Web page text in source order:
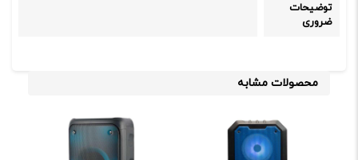
توضیحات
ضروری
محصولات مشابه